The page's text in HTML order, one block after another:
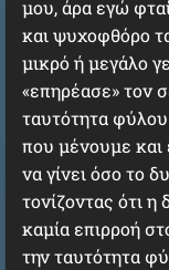
μου, άρα εγώ
και ψυχοφθόρο
μικρό ή μεγάλο
«επηρέασε» τον
ταυτότητα φύλου
που μένουμε και
να γίνει όσο το
τονίζοντας ότι η
καμία επιρροή
την ταυτότητα